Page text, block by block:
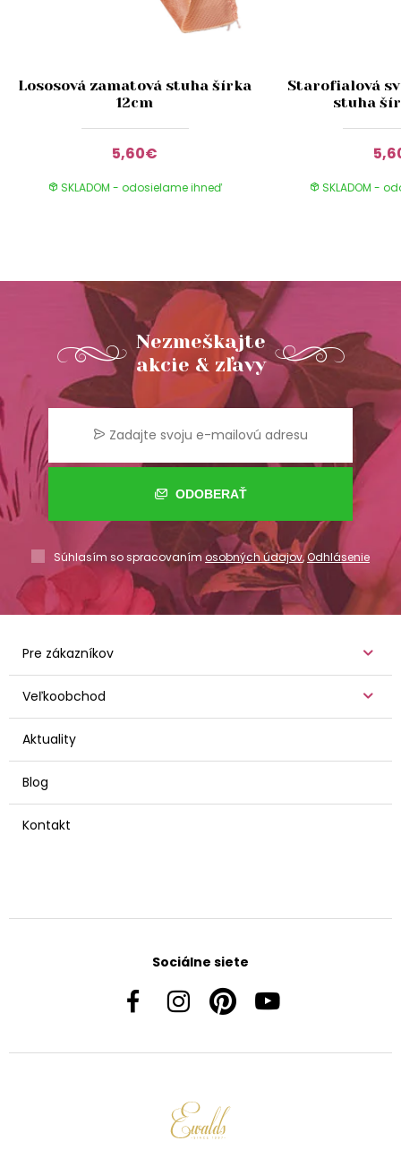
Lososová zamatová stuha šírka
12cm
5,60€
SKLADOM - odosielame ihneď
Starofialová
stuha
SKLADOM -
Nezmeškajte
akcie & zľavy
ODOBERAŤ
Súhlasím so spracovaním osobných údajov,Odhlásenie
Pre zákazníkov
Veľkoobchod
Aktuality
Blog
Kontakt
Sociálne siete